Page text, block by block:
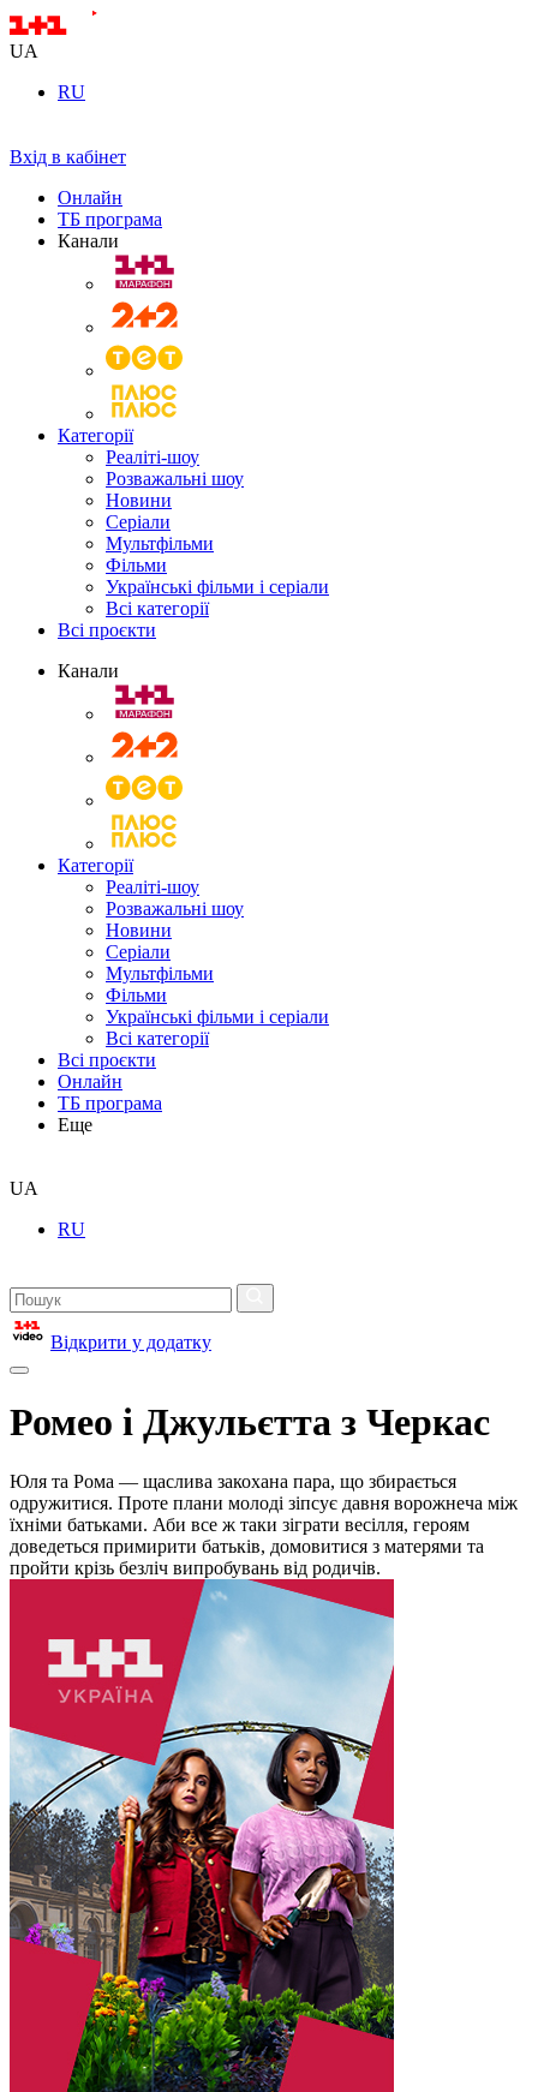
UA
RU
Вхід в кабінет
Онлайн
ТБ програма
Канали
Категорії
Реаліті-шоу
Розважальні шоу
Новини
Серіали
Мультфільми
Фільми
Українські фільми і серіали
Всі категорії
Всі проєкти
Канали
Категорії
Реаліті-шоу
Розважальні шоу
Новини
Серіали
Мультфільми
Фільми
Українські фільми і серіали
Всі категорії
Всі проєкти
Онлайн
ТБ програма
Еще
UA
RU
Відкрити у додатку
Ромео і Джульєтта з Черкас
Юля та Рома — щаслива закохана пара, що збирається
одружитися. Проте плани молоді зіпсує давня ворожнеча між
їхніми батьками. Аби все ж таки зіграти весілля, героям
доведеться примирити батьків, домовитися з матерями та
пройти крізь безліч випробувань від родичів.